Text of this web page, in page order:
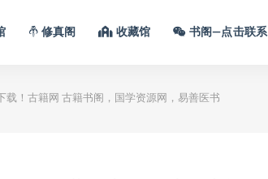
修真阁 收藏馆 书阁—点击联系
！古籍网 古籍书阁，国学资源网，易善医书